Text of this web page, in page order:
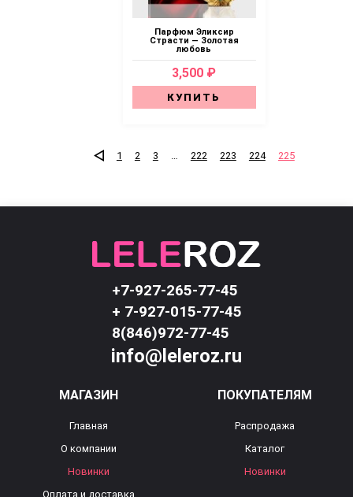
Парфюм Эликсир
Страсти — Золотая
любовь
3,500 ₽
КУПИТЬ
1 2 3 … 222 223 224 225
+7-927-265-77-45
+ 7-927-015-77-45
8(846)972-77-45
info@leleroz.ru
МАГАЗИН
Главная
О компании
Новинки
Оплата и доставка
ПОКУПАТЕЛЯМ
Распродажа
Каталог
Новинки